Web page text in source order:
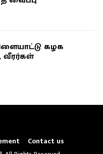
கழக
வீரர்கள்
Contact us